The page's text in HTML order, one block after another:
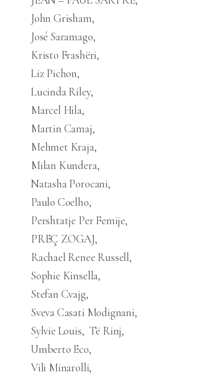
John Grisham
José Saramago
Kristo Frashëri
Liz Pichon
Lucinda Riley
Marcel Hila
Martin Camaj
Mehmet Kraja
Milan Kundera
Natasha Porocani
Paulo Coelho
Pershtatje Per Femije
PREÇ ZOGAJ
Rachael Renee Russell
Sophie Kinsella
Stefan Cvajg
Sveva Casati Modignani
Sylvie Louis
Të Rinj
Umberto Eco
Vili Minarolli